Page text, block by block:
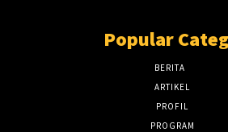
Popular
BERITA
ARTIKEL
PROFIL
PROGRAM